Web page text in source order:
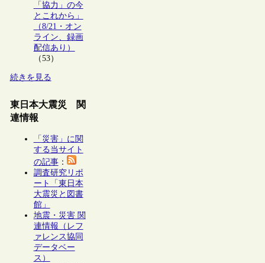
「協力」の今
とこれから」
（8/21・オン
ライン、録画
配信あり）
（53）
続きを見る
東日本大震災 関
連情報
「災害」に関
する当サイト
の記事：
調査研究リポ
ート「東日本
大震災と図書
館」
地震・災害 関
連情報（レフ
ァレンス協同
データベー
ス）